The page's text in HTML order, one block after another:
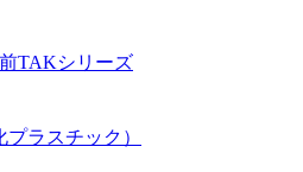
TAKシリーズ
ラスチック）